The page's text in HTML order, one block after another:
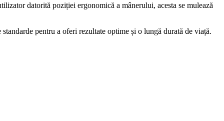
datorită poziției ergonomică a mânerului, acesta se mulează
pentru a oferi rezultate optime și o lungă durată de viață.